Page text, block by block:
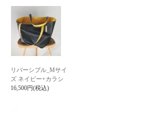
リバーシブル_Mサイ
ズ ネイビー+カラシ
16,500円(税込)